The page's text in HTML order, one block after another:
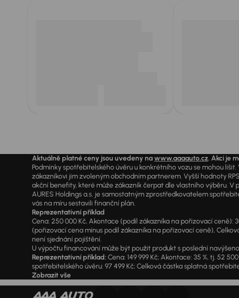
Aktuálně platné ceny jsou uvedeny nawww.aaaauto.cz. Akci je
Podmínky spotřebitelského úvěru u konkrétního vozu se mohou
zákazníkovi jim zvoleným obchodním partnerem. Vyšší hodnoty
akční benefity, které může zákazník čerpat dle vlastního výběru. V
AURES Holdings a.s. je samostatným zprostředkovatelem
vás na míru sestavili finanční plán.
Reprezentativní příklad
Cena: 250 000 Kč, Akontace (podíl zákazníka na pořizovací ceně):
(pořizovací cena mínus podíl zákazníka na pořizovací ceně),
není sjednání pojištění.
U výpočtu financování může být použit produkt s poslední
Reprezentativní příklad:Cena: 149 999 Kč; Akontace: 35 %, tj. 52
spotřebitelského úvěru: 97 499 Kč; Celková částka splatná
Zobrazit vše